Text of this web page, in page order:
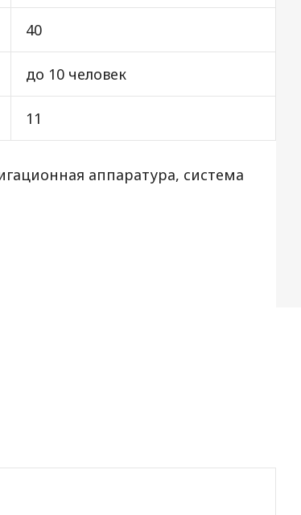
40
до 10 человек
11
аппаратура, система